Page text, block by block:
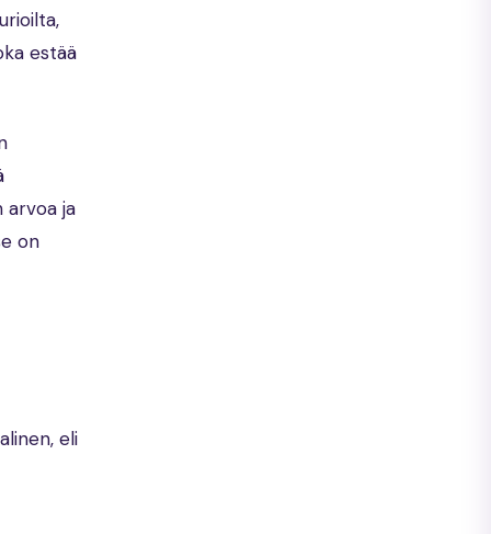
estää
arvoa ja
on
eli